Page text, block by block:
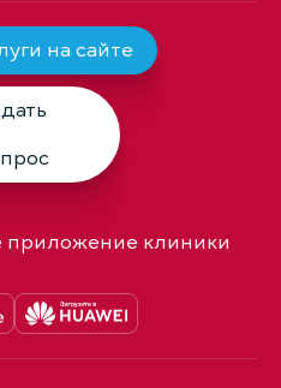
на сайте
приложение клиники